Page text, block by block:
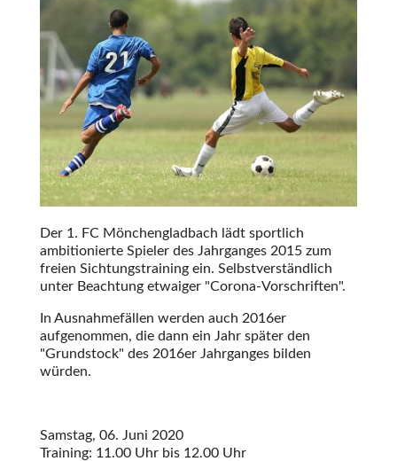
Der 1. FC Mönchengladbach lädt sportlich
ambitionierte Spieler des Jahrganges 2015 zum
freien Sichtungstraining ein. Selbstverständlich
unter Beachtung etwaiger
Corona-Vorschriften .
In Ausnahmefällen werden auch 2016er
aufgenommen, die dann ein Jahr später den
Grundstock
des 2016er Jahrganges bilden
würden.
Samstag, 06. Juni 2020
Training: 11.00 Uhr bis 12.00 Uhr